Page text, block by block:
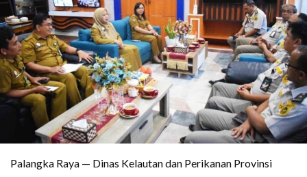
Palangka Raya — Dinas Kelautan dan Perikanan Provinsi